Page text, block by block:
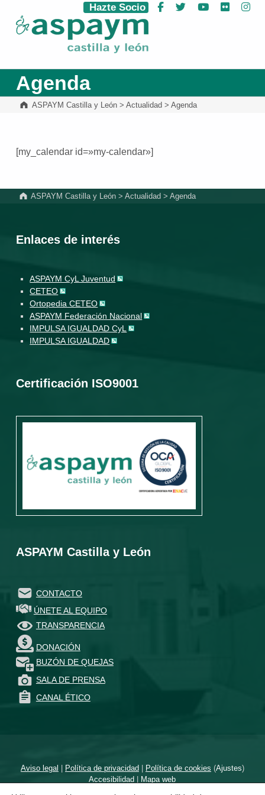
ASPAYM Castilla y León
Hazte Socio Facebook
Twitter YouTube
Flickr
Agenda
ASPAYM Castilla y León> Actualidad > Agenda
[my_calendar id=»my-calendar»]
ASPAYM Castilla y León >Actualidad >Agenda
Enlaces de interés
ASPAYM CyL Juventud
CETEO
Ortopedia CETEO
ASPAYM Federación Nacional
IMPULSA IGUALDAD CyL
IMPULSA IGUALDAD
Certificación ISO9001
ASPAYM Castilla y León
CONTACTO
ÚNETE AL EQUIPO
TRANSPARENCIA
DONACIÓN
BUZÓN DE QUEJAS
SALA DE PRENSA
CANAL ÉTICO
Aviso legal | Política de privacidad| Política de cookies (Ajustes)
Accesibilidad | Mapa web